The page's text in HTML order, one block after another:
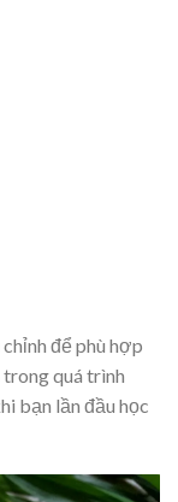
để phù hợp
quá trình
bạn lần đầu học